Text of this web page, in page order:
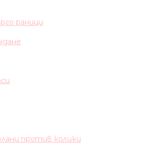
раници
против колики